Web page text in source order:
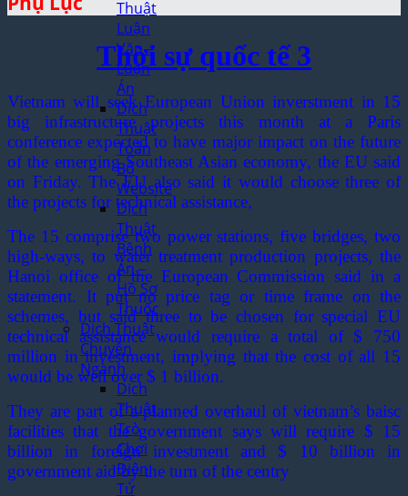
Thuật
Luận
Văn –
Luận
Án
Dịch
Thuật
Toàn
Bộ
Website
Dịch
Thuật
Bệnh
Án –
Hồ Sơ
Thuốc
Dịch Thuật
Chuyên
Ngành
Dịch
Thuật
Trò
Chơi
Điện
Tử
Thời sự quốc tế 3
Vietnam will seek European Union inverstment in 15
big infrastructure projects this month at a Paris
conference expected to have major impact on the future
of the emerging Southeast Asian economy, the EU said
on Friday. The EU also said it would choose three of
the projects for technical assistance,
The 15 comprise two power stations, five bridges, two
high-ways, to water treatment production projects, the
Hanoi office of the European Commission said in a
statement. It put no price tag or time frame on the
schemes, but said three to be chosen for special EU
technical assistance would require a total of $ 750
million in investment, implying that the cost of all 15
would be well over $ 1 billion.
They are part of a planned overhaul of vietnam’s baisc
facilities that the government says will require $ 15
billion in foreign investment and $ 10 billion in
government aid by the turn of the centry